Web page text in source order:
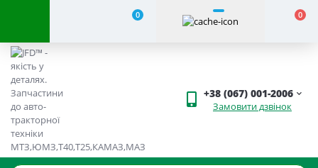
0 0
+38 (067) 001-2006
Замовити дзвінок